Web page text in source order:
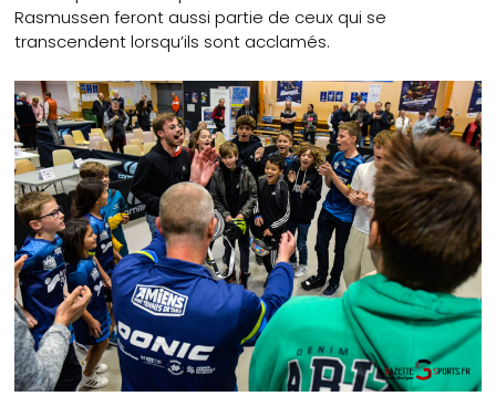
Rasmussen feront aussi partie de ceux qui se
transcendent lorsqu’ils sont acclamés.